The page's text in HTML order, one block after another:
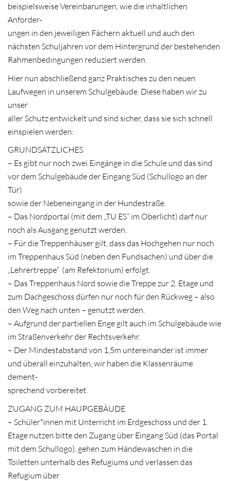
beispielsweise Vereinbarungen, wie die inhaltlichen
Anforder-
ungen in den jeweiligen Fächern aktuell und auch den
nächsten Schuljahren vor dem Hintergrund der bestehenden
Rahmenbedingungen reduziert werden.
Hier nun abschließend ganz Praktisches zu den neuen
Laufwegen in unserem Schulgebäude. Diese haben wir zu
unser
aller Schutz entwickelt und sind sicher, dass sie sich schnell
einspielen werden:
GRUNDSÄTZLICHES
– Es gibt nur noch zwei Eingänge in die Schule und das sind
vor dem Schulgebäude der Eingang Süd (Schullogo an der
Tür)
sowie der Nebeneingang in der Hundestraße.
– Das Nordportal (mit dem „TU ES“ im Oberlicht) darf nur
noch als Ausgang genutzt werden.
– Für die Treppenhäuser gilt, dass das Hochgehen nur noch
im Treppenhaus Süd (neben den Fundsachen) und über die
„Lehrertreppe“ (am Refektorium) erfolgt.
– Das Treppenhaus Nord sowie die Treppe zur 2. Etage und
zum Dachgeschoss dürfen nur noch für den Rückweg – also
den Weg nach unten – genutzt werden.
– Aufgrund der partiellen Enge gilt auch im Schulgebäude wie
im Straßenverkehr der Rechtsverkehr.
– Der Mindestabstand von 1,5m untereinander ist immer
und überall einzuhalten, wir haben die Klassenräume
dement-
sprechend vorbereitet.
ZUGANG ZUM HAUPGEBÄUDE
– Schüler*innen mit Unterricht im Erdgeschoss und der 1.
Etage nutzen bitte den Zugang über Eingang Süd (das Portal
mit dem Schullogo), gehen zum Händewaschen in die
Toiletten unterhalb des Refugiums und verlassen das
Refugium über